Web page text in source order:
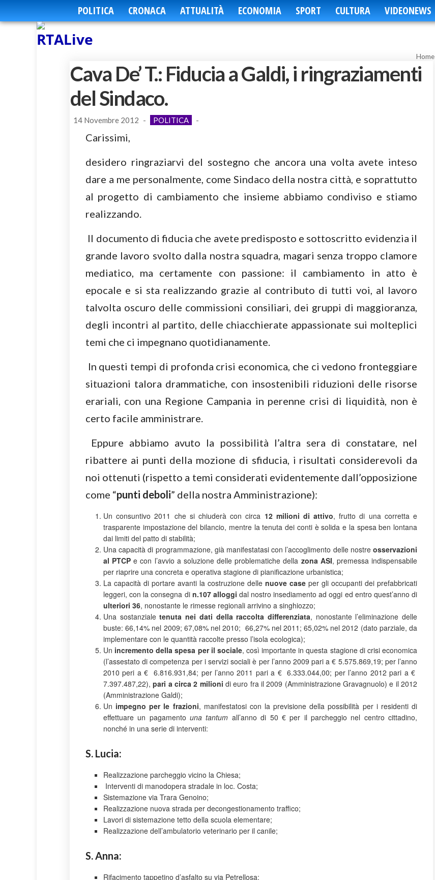
POLITICA CRONACA ATTUALITÀ ECONOMIA SPORT CULTURA VIDEONEWS
Home
Cava De’ T.: Fiducia a Galdi, i ringraziamenti
del Sindaco.
14 Novembre 2012 - POLITICA -
Carissimi,
desidero ringraziarvi del sostegno che ancora una volta avete inteso
dare a me personalmente, come Sindaco della nostra città, e soprattutto
al progetto di cambiamento che insieme abbiamo condiviso e stiamo
realizzando.
Il documento di fiducia che avete predisposto e sottoscritto evidenzia il
grande lavoro svolto dalla nostra squadra, magari senza troppo clamore
mediatico, ma certamente con passione: il cambiamento in atto è
epocale e si sta realizzando grazie al contributo di tutti voi, al lavoro
talvolta oscuro delle commissioni consiliari, dei gruppi di maggioranza,
degli incontri al partito, delle chiacchierate appassionate sui molteplici
temi che ci impegnano quotidianamente.
In questi tempi di profonda crisi economica, che ci vedono fronteggiare
situazioni talora drammatiche, con insostenibili riduzioni delle risorse
erariali, con una Regione Campania in perenne crisi di liquidità, non è
certo facile amministrare.
Eppure abbiamo avuto la possibilità l’altra sera di constatare, nel
ribattere ai punti della mozione di sfiducia, i risultati considerevoli da
noi ottenuti (rispetto a temi considerati evidentemente dall’opposizione
come “punti deboli” della nostra Amministrazione):
Un consuntivo 2011 che si chiuderà con circa 12 milioni di attivo, frutto di una corretta e
trasparente impostazione del bilancio, mentre la tenuta dei conti è solida e la spesa ben lontana
dai limiti del patto di stabilità;
Una capacità di programmazione, già manifestatasi con l’accoglimento delle nostre osservazioni
al PTCP e con l’avvio a soluzione delle problematiche della zona ASI, premessa indispensabile
per riaprire una concreta e operativa stagione di pianificazione urbanistica;
La capacità di portare avanti la costruzione delle nuove case per gli occupanti dei prefabbricati
leggeri, con la consegna di n.107 alloggi dal nostro insediamento ad oggi ed entro quest’anno di
ulteriori 36, nonostante le rimesse regionali arrivino a singhiozzo;
Una sostanzialetenuta nei dati della raccolta differenziata, nonostante l’eliminazione delle
buste: 66,14% nel 2009; 67,08% nel 2010; 66,27% nel 2011; 65,02% nel 2012 (dato parziale, da
implementare con le quantità raccolte presso l’isola ecologica);
Un incremento della spesa per il sociale, così importante in questa stagione di crisi economica
(l’assestato di competenza per i servizi sociali è per l’anno 2009 pari a € 5.575.869,19; per l’anno
2010 peri a € 6.816.931,84; per l’anno 2011 pari a € 6.333.044,00; per l’anno 2012 pari a €
7.397.487,22),pari a circa 2 milioni di euro fra il 2009 (Amministrazione Gravagnuolo) e il 2012
(Amministrazione Galdi);
Un impegno per le frazioni, manifestatosi con la previsione della possibilità per i residenti di
effettuare un pagamentouna tantum all’anno di 50 € per il parcheggio nel centro cittadino,
nonché in una serie di interventi:
S. Lucia:
Realizzazione parcheggio vicino la Chiesa;
Interventi di manodopera stradale in loc. Costa;
Sistemazione via Trara Genoino;
Realizzazione nuova strada per decongestionamento traffico;
Lavori di sistemazione tetto della scuola elementare;
Realizzazione dell’ambulatorio veterinario per il canile;
S. Anna:
Rifacimento tappetino d’asfalto su via Petrellosa;